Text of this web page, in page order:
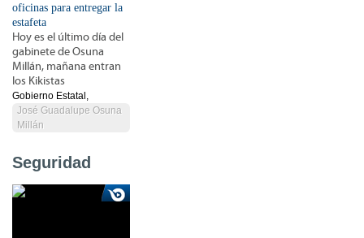
oficinas para entregar la
estafeta
Hoy es el último día del
gabinete de Osuna
Millán, mañana entran
los Kikistas
Gobierno Estatal,
José Guadalupe Osuna
Millán
Seguridad